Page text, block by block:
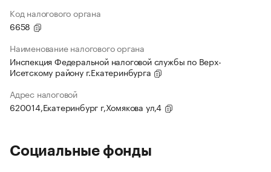
Код налогового органа
6658
Наименование налогового органа
Инспекция Федеральной налоговой службы по Верх-
Исетскому району г.Екатеринбурга
Адрес налоговой
620014,Екатеринбург г,Хомякова ул,4
Социальные фонды